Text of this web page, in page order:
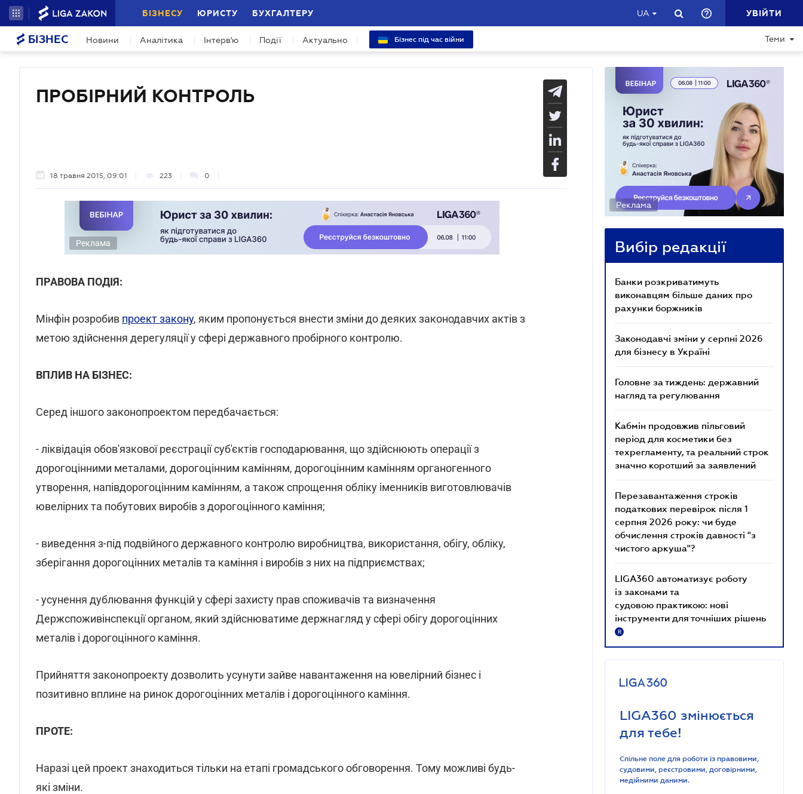
БІЗНЕСУ ЮРИСТУ БУХГАЛТЕРУ UA УВІЙТИ
БІЗНЕС Новини Аналітика Інтерв'ю Події Актуально Бізнес під час війни Теми
ПРОБІРНИЙ КОНТРОЛЬ
18 травня 2015, 09:01 223 0
Реклама
ПРАВОВА ПОДІЯ:
Мінфін розробив проект закону, яким пропонується внести зміни до деяких законодавчих актів з
метою здійснення дерегуляції у сфері державного пробірного контролю.
ВПЛИВ НА БІЗНЕС:
Серед іншого законопроектом передбачається:
- ліквідація обов'язкової реєстрації суб'єктів господарювання, що здійснюють операції з
дорогоцінними металами, дорогоцінним камінням, дорогоцінним камінням органогенного
утворення, напівдорогоцінним камінням, а також спрощення обліку іменників виготовлювачів
ювелірних та побутових виробів з дорогоцінного каміння;
- виведення з-під подвійного державного контролю виробництва, використання, обігу, обліку,
зберігання дорогоцінних металів та каміння і виробів з них на підприємствах;
- усунення дублювання функцій у сфері захисту прав споживачів та визначення
Держспоживінспекції органом, який здійснюватиме держнагляд у сфері обігу дорогоцінних
металів і дорогоцінного каміння.
Прийняття законопроекту дозволить усунути зайве навантаження на ювелірний бізнес і
позитивно вплине на ринок дорогоцінних металів і дорогоцінного каміння.
ПРОТЕ:
Наразі цей проект знаходиться тільки на етапі громадського обговорення. Тому можливі будь-
які зміни.
Реклама
Вибір редакції
Банки розкриватимуть
виконавцям більше даних про
рахунки боржників
Законодавчі зміни у серпні 2026
для бізнесу в Україні
Головне за тиждень: державний
нагляд та регулювання
Кабмін продовжив пільговий
період для косметики без
техрегламенту, та реальний строк
значно коротший за заявлений
Перезавантаження строків
податкових перевірок після 1
серпня 2026 року: чи буде
обчислення строків давності "з
чистого аркуша"?
LIGA360 автоматизує роботу
із законами та
судовою практикою: нові
інструменти для точніших рішень
R
LIGA360 змінюється
для тебе!
Спільне поле для роботи із правовими,
судовими, реєстровими, договірними,
медійними даними.